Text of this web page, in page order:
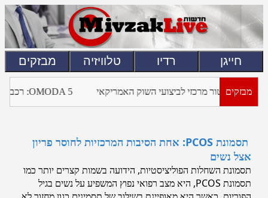
מבזקים טלוויזיה רדיו חייגן